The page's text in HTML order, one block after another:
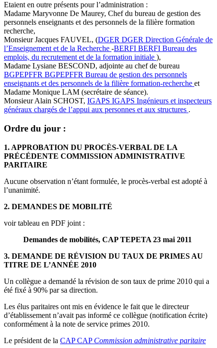
Etaient en outre présents pour l’administration :
Madame Maryvonne De Maurey, Chef du bureau de gestion des
personnels enseignants et des personnels de la filière formation
recherche,
Monsieur Jacques FAUVEL, (DGER DGER Direction Générale de
l’Enseignement et de la Recherche -BERFI BERFI Bureau des
emplois, du recrutement et de la formation initiale ),
Madame Lysiane BESCOND, adjointe au chef de bureau
BGPEPFFR BGPEPFFR Bureau de gestion des personnels
enseignants et des personnels de la filière formation-recherche et
Madame Monique LAM (secrétaire de séance).
Monsieur Alain SCHOST, IGAPS IGAPS Ingénieurs et inspecteurs
généraux chargés de l’appui aux personnes et aux structures .
Ordre du jour :
1. APPROBATION DU PROCÈS-VERBAL DE LA
PRÉCÉDENTE COMMISSION ADMINISTRATIVE
PARITAIRE
Aucune observation n’étant formulée, le procès-verbal est adopté à
l’unanimité.
2. DEMANDES DE MOBILITÉ
voir tableau en PDF joint :
Demandes de mobilités, CAP TEPETA 23 mai 2011
3. DEMANDE DE RÉVISION DU TAUX DE PRIMES AU
TITRE DE L’ANNÉE 2010
Un collègue a demandé la révision de son taux de prime 2010 qui a
été fixé à 90% par sa direction.
Les élus paritaires ont mis en évidence le fait que le directeur
d’établissement n’avait pas informé ce collègue (notification écrite)
conformément à la note de service primes 2010.
Le président de la CAP CAP Commission administrative paritaire